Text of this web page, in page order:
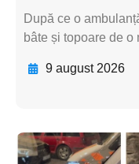
După ce o
bâte și topoare de o
9 august 2026